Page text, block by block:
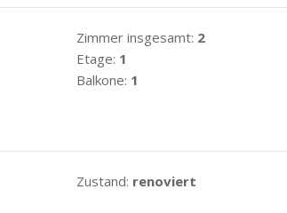
Zimmer insgesamt: 2
Etage: 1
Balkone: 1
Zustand: renoviert